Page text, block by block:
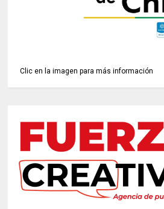
Clic en la imagen para más información